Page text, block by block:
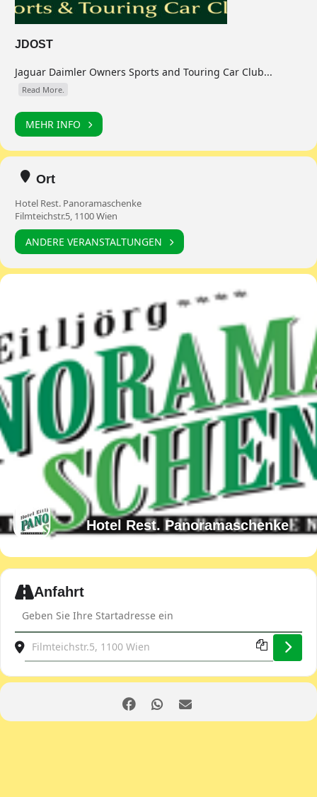
JDOST
Jaguar Daimler Owners Sports and Touring Car Club...
Read More.
MEHR INFO
Ort
Hotel Rest. Panoramaschenke
Filmteichstr.5, 1100 Wien
ANDERE VERANSTALTUNGEN
Hotel Rest. Panoramaschenke
Expand
Anfahrt
Destination Address - JDOST Club-Abend [MxPUM0Wk6]